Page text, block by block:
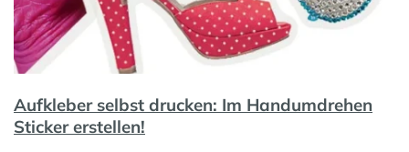
Aufkleber selbst drucken: Im Handumdrehen
Sticker erstellen!